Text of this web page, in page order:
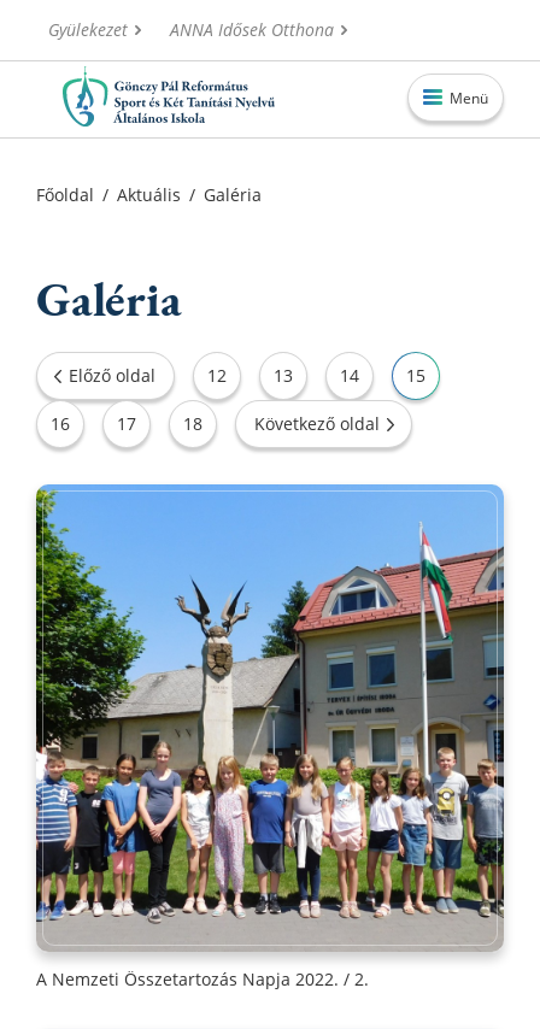
Gyülekezet ANNA Idősek Otthona
Menü
Alapítvány
Információk
Oktatás
Főoldal / Aktuális / Galéria
Galéria
Előző oldal 12 13 14 15
16 17 18 Következő oldal
A Nemzeti Összetartozás Napja 2022. / 2.